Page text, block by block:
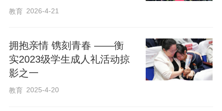
教育 2026-4-21
拥抱亲情 镌刻青春 ——衡
实2023级学生成人礼活动掠
影之一
教育 2025-4-20